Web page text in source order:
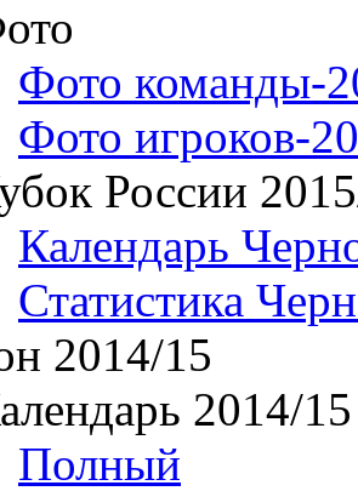
Фото команды-
Фото игроков-
России
Календарь
Статистика
2014/15
2014/15
Полный